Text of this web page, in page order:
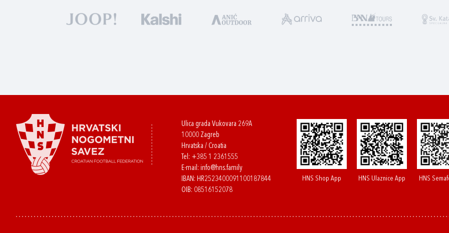
Ulica grada Vukovara 269A
10000 Zagreb
Hrvatska / Croatia
Tel: +385 1 2361555
E-mail: info@hns.family
IBAN: HR2523400091100187844
OIB: 08516152078
HNS Shop App HNS Ulaznice App HNS